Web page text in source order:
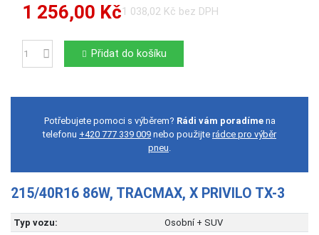
1 256,00 Kč1 038,02 Kč bez DPH
Počet Přidat do košíku
Potřebujete pomoci s výběrem? Rádi vám poradímena
telefonu +420 777 339 009 nebo použijte rádce pro výběr
pneu.
215/40R16 86W, TRACMAX, X PRIVILO TX-3
Typ vozu:
Osobní + SUV